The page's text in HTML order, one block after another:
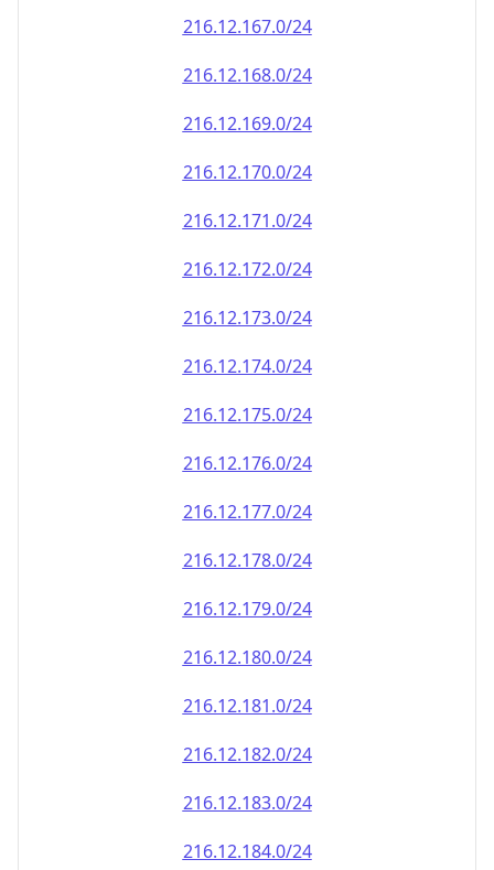
216.12.167.0/24
216.12.168.0/24
216.12.169.0/24
216.12.170.0/24
216.12.171.0/24
216.12.172.0/24
216.12.173.0/24
216.12.174.0/24
216.12.175.0/24
216.12.176.0/24
216.12.177.0/24
216.12.178.0/24
216.12.179.0/24
216.12.180.0/24
216.12.181.0/24
216.12.182.0/24
216.12.183.0/24
216.12.184.0/24